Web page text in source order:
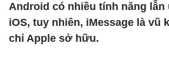
Android có nhiều tính năng
iOS, tuy nhiên, iMessage là vũ
chỉ Apple sở hữu.